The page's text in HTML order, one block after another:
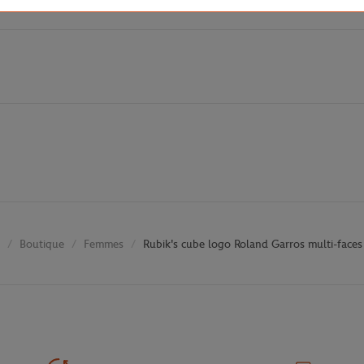
Boutique Femmes Rubik's cube logo Roland Garros multi-